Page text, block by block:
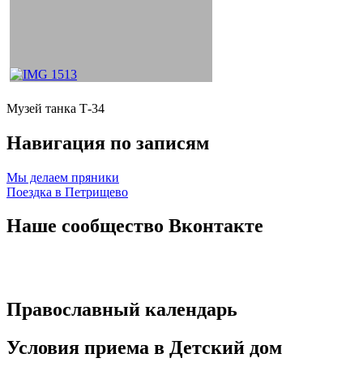
Музей танка Т-34
Навигация по записям
Мы делаем пряники
Поездка в Петрищево
Наше сообщество Вконтакте
Православный календарь
Условия приема в Детский дом